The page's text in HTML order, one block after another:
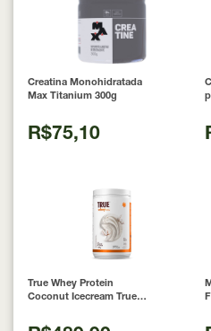
Creatina Monohidratada
Max Titanium 300g
R$75,10
True Whey Protein
Coconut Icecream True